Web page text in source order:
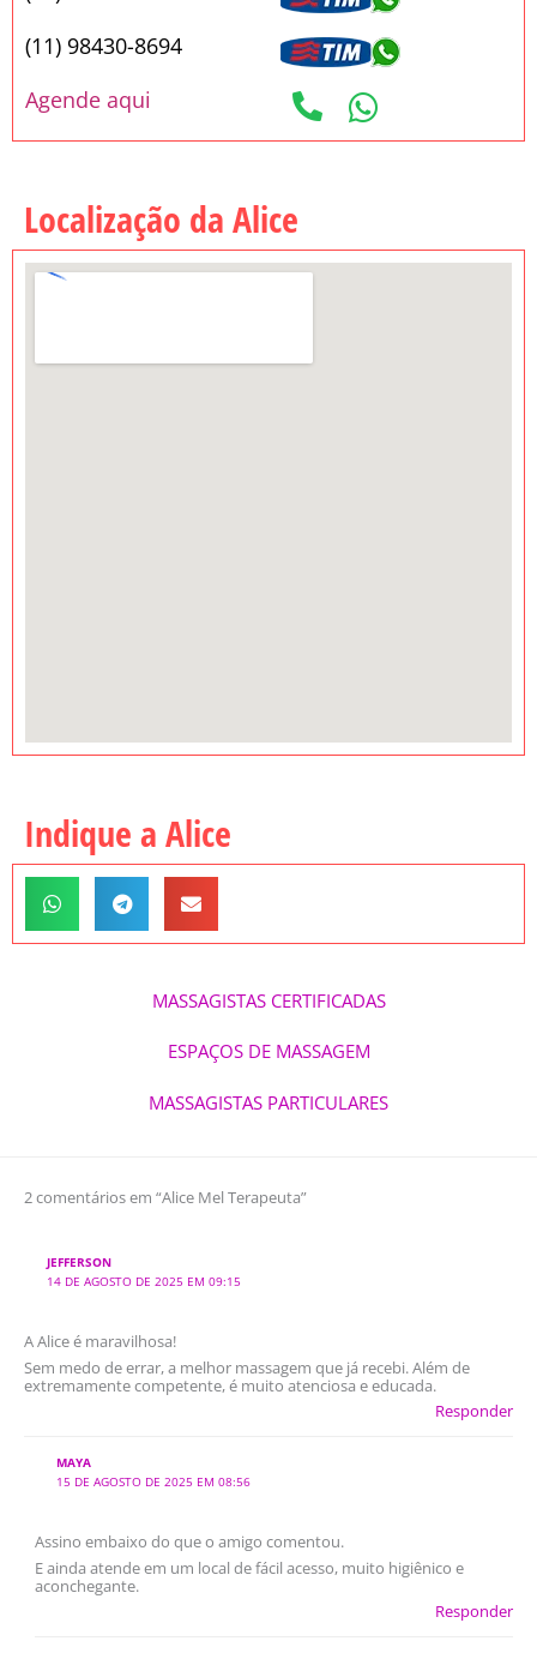
(11) 98430-8694
Agende aqui
Localização da Alice
Indique a Alice
MASSAGISTAS CERTIFICADAS
ESPAÇOS DE MASSAGEM
MASSAGISTAS PARTICULARES
2 comentários em “Alice Mel Terapeuta”
JEFFERSON
14 DE AGOSTO DE 2025 EM 09:15
A Alice é maravilhosa!
Sem medo de errar, a melhor massagem que já recebi. Além de
extremamente competente, é muito atenciosa e educada.
Responder
MAYA
15 DE AGOSTO DE 2025 EM 08:56
Assino embaixo do que o amigo comentou.
E ainda atende em um local de fácil acesso, muito higiênico e
aconchegante.
Responder